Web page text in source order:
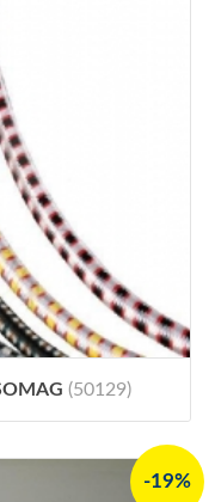
(50129)
-19%